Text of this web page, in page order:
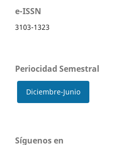
e-ISSN
3103-1323
Periocidad Semestral
Diciembre-Junio
Síguenos en